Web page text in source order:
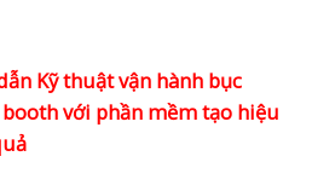
Kỹ thuật vận hành bục
với phần mềm tạo hiệu